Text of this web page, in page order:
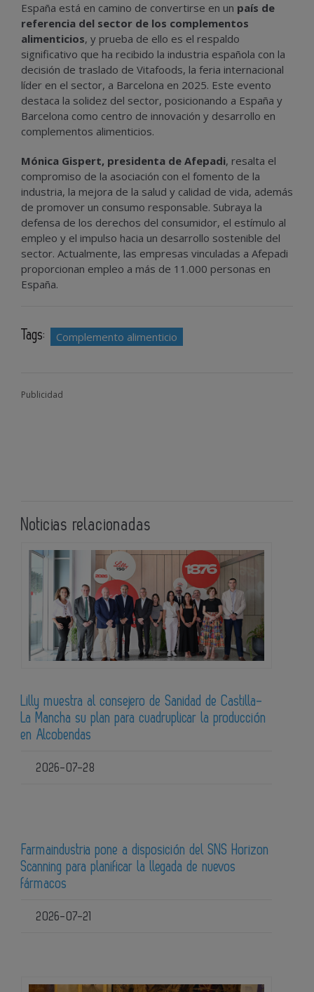
España está en camino de convertirse en un país de
referencia del sector de los complementos
alimenticios, y prueba de ello es el respaldo
significativo que ha recibido la industria española con la
decisión de traslado de Vitafoods, la feria internacional
líder en el sector, a Barcelona en 2025. Este evento
destaca la solidez del sector, posicionando a España y
Barcelona como centro de innovación y desarrollo en
complementos alimenticios.
Mónica Gispert, presidenta de Afepadi, resalta el
compromiso de la asociación con el fomento de la
industria, la mejora de la salud y calidad de vida, además
de promover un consumo responsable. Subraya la
defensa de los derechos del consumidor, el estímulo al
empleo y el impulso hacia un desarrollo sostenible del
sector. Actualmente, las empresas vinculadas a Afepadi
proporcionan empleo a más de 11.000 personas en
España.
Tags: Complemento alimenticio
Publicidad
Noticias relacionadas
Lilly muestra al consejero de Sanidad de Castilla-
La Mancha su plan para cuadruplicar la producción
en Alcobendas
2026-07-28
Farmaindustria pone a disposición del SNS Horizon
Scanning para planificar la llegada de nuevos
fármacos
2026-07-21